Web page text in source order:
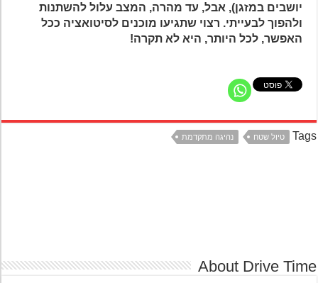
יושבים במזגן), אבל, עד מהרה, המצב עלול להשתנות
ולהפוך לבעייתי. רצוי שתגיעו מוכנים לסיטואציה ככל
האפשר, לכל היותר, היא לא תקרה!
טיול שטח נהיגה מתקדמת
About Drive